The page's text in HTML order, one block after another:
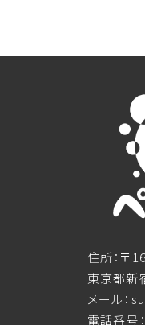
住所：〒
東京都新
メール：
電話番号